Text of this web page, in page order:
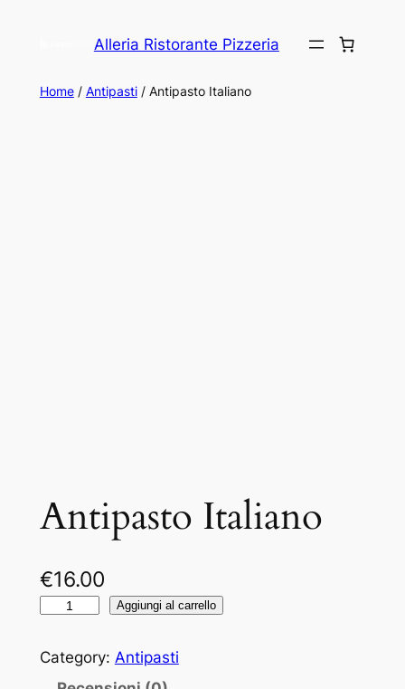
Alleria Ristorante Pizzeria
Home/ Antipasti/ Antipasto Italiano
Antipasto Italiano
€16.00
t
Aggiungi al carrello
Category: Antipasti